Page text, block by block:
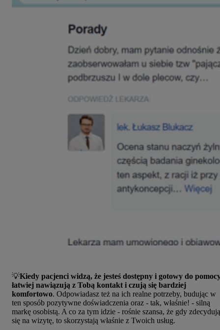
💡Kiedy pacjenci widzą, że jesteś dostępny i gotowy do
łatwiej nawiązują z Tobą kontakt i czują się bardziej
komfortowo. Odpowiadasz też na ich realne potrzeby, budując w
ten sposób pozytywne doświadczenia oraz - tak, właśnie! - silną
markę osobistą. A co za tym idzie - rośnie szansa, że gdy zdecydują
się na wizytę, to skorzystają właśnie z Twoich usług.